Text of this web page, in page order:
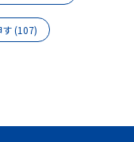
す(107)